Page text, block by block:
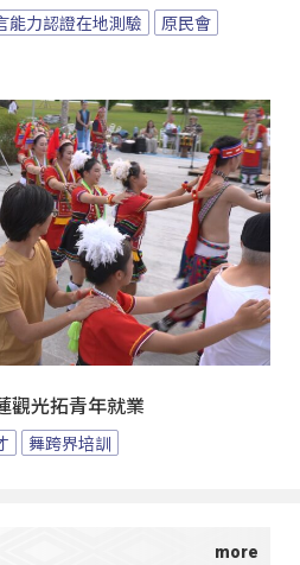
能力認證在地測驗
原民會
觀光拓青年就業
舞跨界培訓